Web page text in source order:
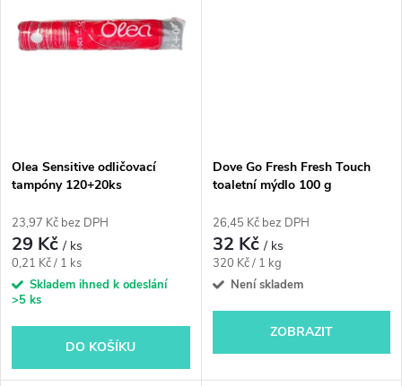
Olea Sensitive odličovací
tampóny 120+20ks
23,97 Kč bez DPH
29 Kč/ ks
Měrná
cena:
0,21 Kč / 1 ks
Skladem ihned k odeslání
>5 ks
DO KOŠÍKU
Dove Go Fresh Fresh Touch
toaletní mýdlo 100 g
26,45 Kč bez DPH
32 Kč/ ks
Měrná
cena:
320 Kč / 1 kg
Není skladem
ZOBRAZIT